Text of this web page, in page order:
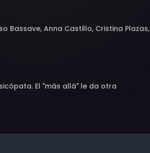
Bassave, Anna Castillo, Cristina Plazas,
El "más allá" le da otra